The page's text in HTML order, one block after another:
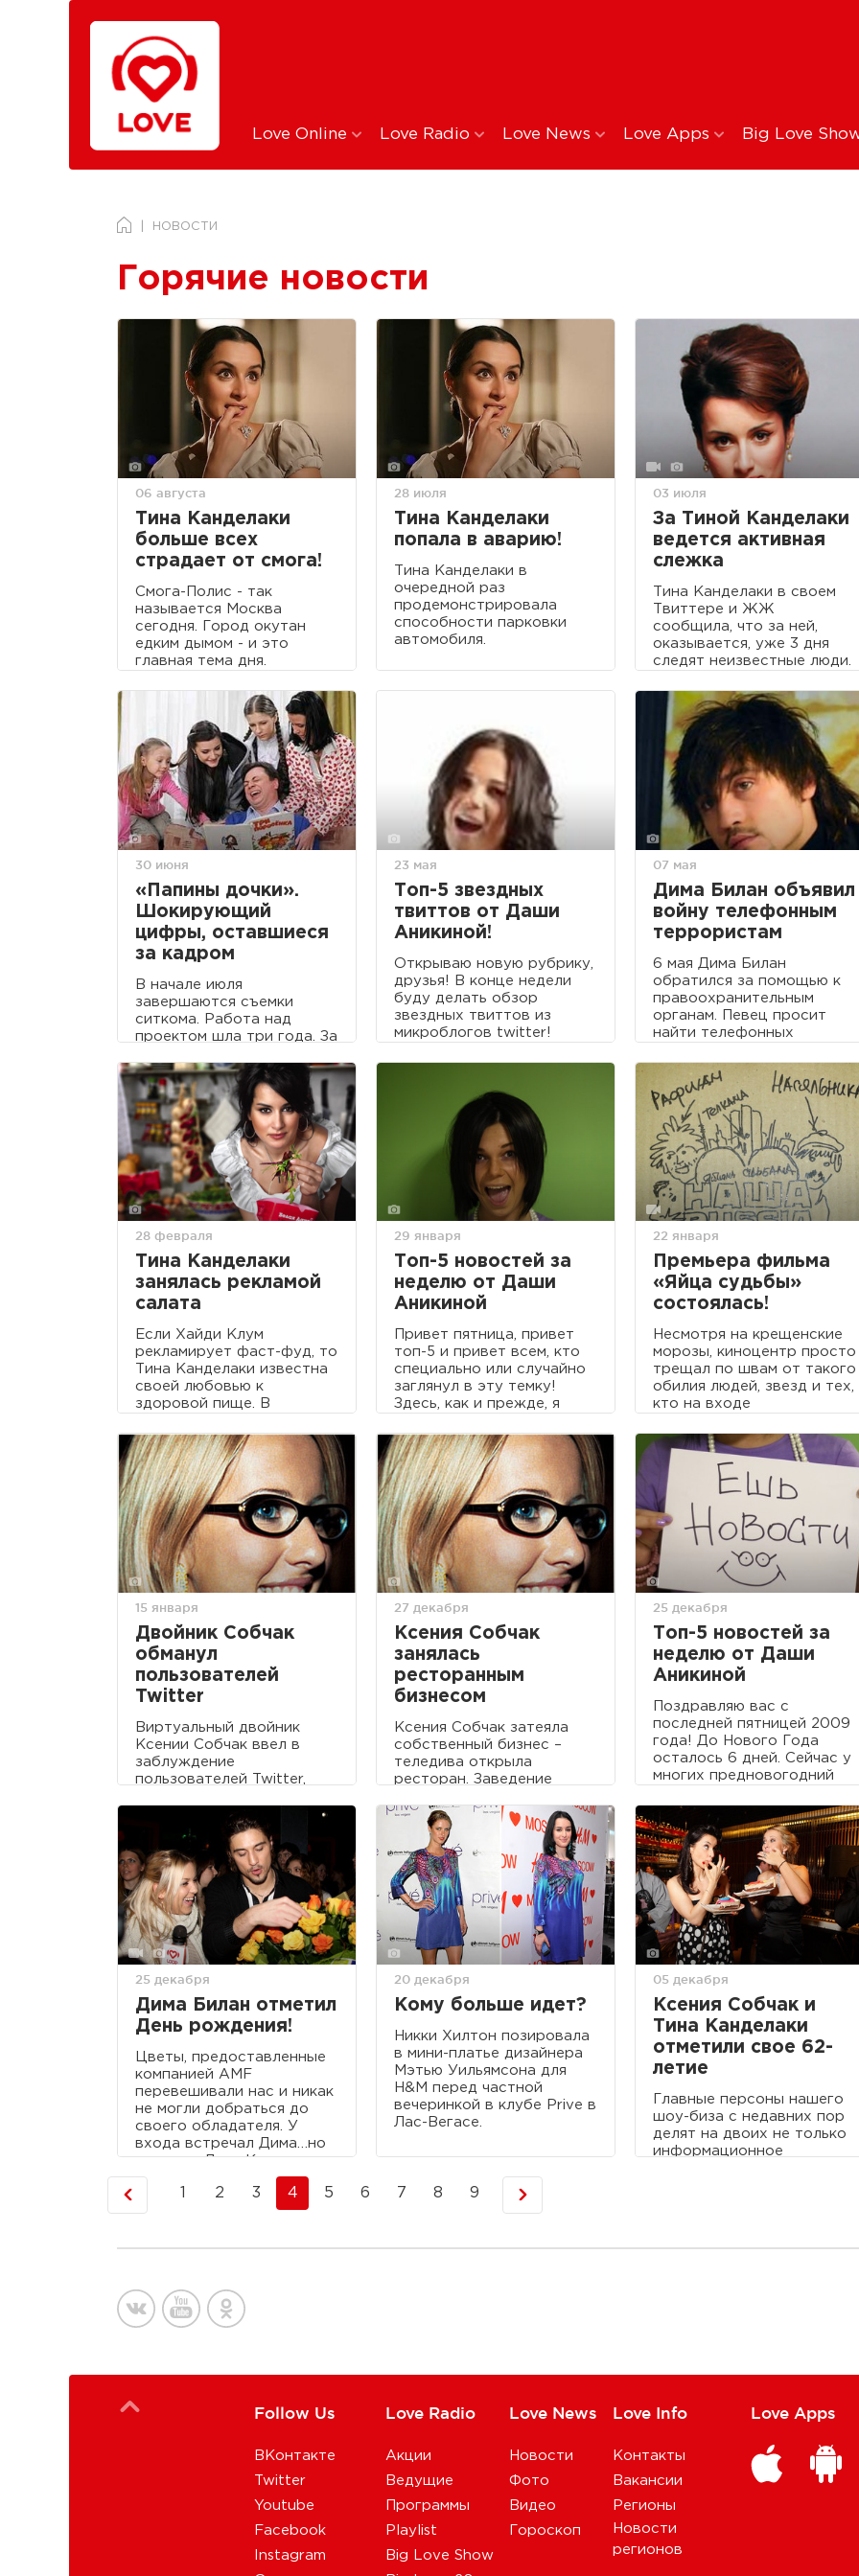
Love Online Love Radio Love News Love Apps Big Love
НОВОСТИ
Горячие новости
06 августа
Тина Канделаки
больше всех
страдает от смога!
Смога-Полис - так
называется Москва
сегодня. Город окутан
едким дымом - и это
главная тема дня.
28 июля
Тина Канделаки
попала в аварию!
Тина Канделаки в
очередной раз
продемонстрировала
способности парковки
автомобиля.
03 июля
За Тиной Канделаки
ведется активная
слежка
Тина Канделаки в своем
Твиттере и ЖЖ
сообщила, что за ней,
оказывается, уже 3 дня
следят неизвестные люди.
30 июня
«Папины дочки».
Шокирующий
цифры, оставшиеся
за кадром
В начале июля
завершаются съемки
ситкома. Работа над
проектом шла три года. За
произошло в жизни семьи
Васнецовых и, конечно, в
съемочной группе
сериала.
23 мая
Топ-5 звездных
твиттов от Даши
Аникиной!
Открываю новую рубрику,
друзья! В конце недели
буду делать обзор
звездных твиттов из
микроблогов twitter!
07 мая
Дима Билан объявил
войну телефонным
террористам
6 мая Дима Билан
обратился за помощью к
правоохранительным
органам. Певец просит
найти телефонных
дают ему спокойно жить и
работать.
28 февраля
Тина Канделаки
занялась рекламой
салата
Если Хайди Клум
рекламирует фаст-фуд, то
Тина Канделаки известна
своей любовью к
здоровой пище. В
рассказывала, на какой
диете сидит.
29 января
Топ-5 новостей за
неделю от Даши
Аникиной
Привет пятница, привет
топ-5 и привет всем, кто
специально или случайно
заглянул в эту темку!
Здесь, как и прежде, я
очень:) Но все же
продолжу…5 новостей,
которые были!
22 января
Премьера фильма
«Яйца судьбы»
состоялась!
Несмотря на крещенские
морозы, киноцентр просто
трещал по швам от такого
обилия людей, звезд и тех,
кто на входе
лишнего билетика.
15 января
Двойник Собчак
обманул
пользователей
Twitter
Виртуальный двойник
Ксении Собчак ввел в
заблуждение
пользователей Twitter,
то, что известная
телеведущая завела блог.
27 декабря
Ксения Собчак
занялась
ресторанным
бизнесом
Ксения Собчак затеяла
собственный бизнес –
теледива открыла
ресторан. Заведение
находится на крыше отеля
The Ritz-Carlton, обещает
стать одним из самых
пафосных мест Москвы:
Ксюша рассчитывает на
«элитную публику».
25 декабря
Топ-5 новостей за
неделю от Даши
Аникиной
Поздравляю вас с
последней пятницей 2009
года! До Нового Года
осталось 6 дней. Сейчас у
многих предновогодний
подарками, кто-то
закрывает финансовый
год, у кого-то каждый
день по 4 концерта, а у
меня новости, которые
поразили!
25 декабря
Дима Билан отметил
День рождения!
Цветы, предоставленные
компанией AMF
перевешивали нас и никак
не могли добраться до
своего обладателя. У
входа встречал Дима…но
не нас, а Лену Кулецкую, с
которой мы ехали в
лифте.
20 декабря
Кому больше идет?
Никки Хилтон позировала
в мини-платье дизайнера
Мэтью Уильямсона для
H&M перед частной
вечеринкой в клубе Prive в
Лас-Вегасе.
05 декабря
Ксения Собчак и
Тина Канделаки
отметили свое 62-
летие
Главные персоны нашего
шоу-биза с недавних пор
делят на двоих не только
информационное
2 3 4 5 6 7 8 9
Follow Us
ВКонтакте
Twitter
Youtube
Facebook
Instagram
Love Radio
Акции
Ведущие
Программы
Playlist
Big Love Show
Love News
Новости
Фото
Видео
Гороскоп
Love Info
Контакты
Вакансии
Регионы
Новости
регионов
Love Apps